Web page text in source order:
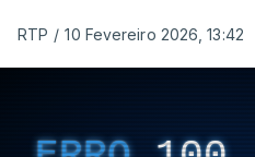
RTP / 10 Fevereiro 2026, 13:42